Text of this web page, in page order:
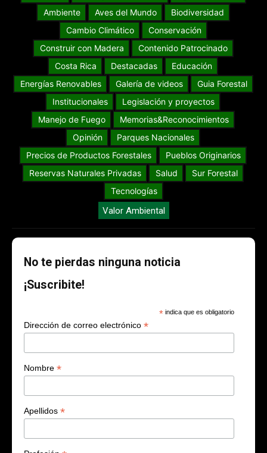
Ambiente
Aves del Mundo
Biodiversidad
Cambio Climático
Conservación
Construir con Madera
Contenido Patrocinado
Costa Rica
Destacadas
Educación
Energías Renovables
Galería de videos
Guia Forestal
Institucionales
Legislación y proyectos
Manejo de Fuego
Memorias&Reconocimientos
Opinión
Parques Nacionales
Precios de Productos Forestales
Pueblos Originarios
Reservas Naturales Privadas
Salud
Sur Forestal
Tecnologías
Valor Ambiental
No te pierdas ninguna noticia
¡Suscribite!
* indica que es obligatorio
Dirección de correo electrónico *
Nombre *
Apellidos *